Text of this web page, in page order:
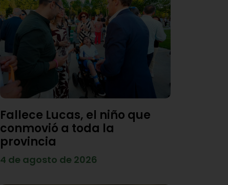
Fallece Lucas, el niño que
conmovió a toda la
provincia
4 de agosto de 2026